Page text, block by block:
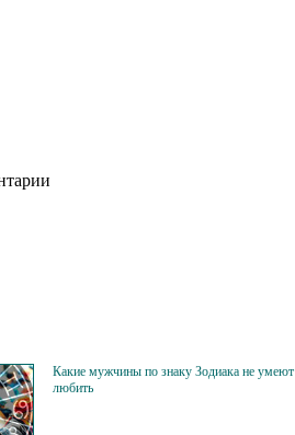
Какие мужчины по знаку Зодиака не умеют
любить